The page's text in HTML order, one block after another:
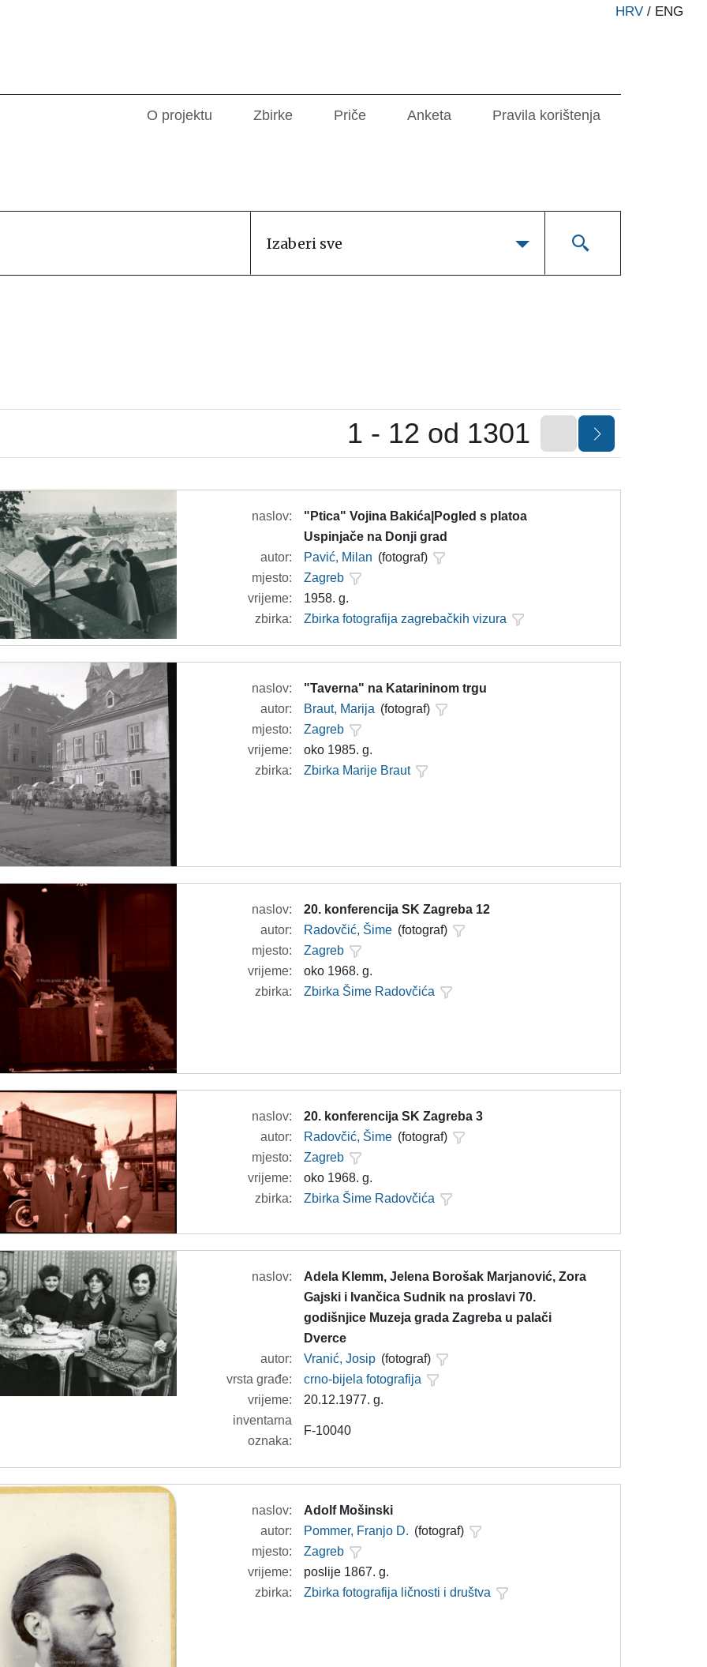
HRV / ENG
O projektu Zbirke Priče Anketa Pravila korištenja
Izaberi sve
1 - 12 od 1301
naslov:
"Ptica" Vojina Bakića|Pogled s platoa
Uspinjače na Donji grad
autor:
Pavić, Milan (fotograf)
mjesto:
Zagreb
vrijeme:
1958. g.
zbirka:
Zbirka fotografija zagrebačkih vizura
naslov:
"Taverna" na Katarininom trgu
autor:
Braut, Marija (fotograf)
mjesto:
Zagreb
vrijeme:
oko 1985. g.
zbirka:
Zbirka Marije Braut
naslov:
20. konferencija SK Zagreba 12
autor:
Radovčić, Šime (fotograf)
mjesto:
Zagreb
vrijeme:
oko 1968. g.
zbirka:
Zbirka Šime Radovčića
naslov:
20. konferencija SK Zagreba 3
autor:
Radovčić, Šime (fotograf)
mjesto:
Zagreb
vrijeme:
oko 1968. g.
zbirka:
Zbirka Šime Radovčića
naslov:
Adela Klemm, Jelena Borošak Marjanović, Zora
Gajski i Ivančica Sudnik na proslavi 70.
godišnjice Muzeja grada Zagreba u palači
Dverce
autor:
Vranić, Josip (fotograf)
vrsta građe:
crno-bijela fotografija
vrijeme:
20.12.1977. g.
inventarna
oznaka:
F-10040
naslov:
Adolf Mošinski
autor:
Pommer, Franjo D. (fotograf)
mjesto:
Zagreb
vrijeme:
poslije 1867. g.
zbirka:
Zbirka fotografija ličnosti i društva